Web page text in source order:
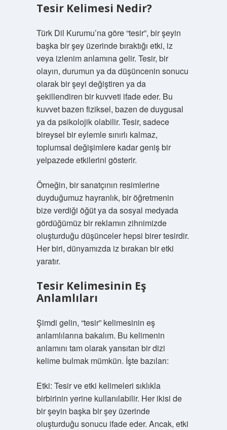
Tesir Kelimesi Nedir?
Türk Dil Kurumu’na göre “tesir”, bir şeyin
başka bir şey üzerinde bıraktığı etki, iz
veya izlenim anlamına gelir. Tesir, bir
olayın, durumun ya da düşüncenin sonucu
olarak bir şeyi değiştiren ya da
şekillendiren bir kuvveti ifade eder. Bu
kuvvet bazen fiziksel, bazen de duygusal
ya da psikolojik olabilir. Tesir, sadece
bireysel bir eylemle sınırlı kalmaz,
toplumsal değişimlere kadar geniş bir
yelpazede etkilerini gösterir.
Örneğin, bir sanatçının resimlerine
duyduğumuz hayranlık, bir öğretmenin
bize verdiği öğüt ya da sosyal medyada
gördüğümüz bir reklamın zihnimizde
oluşturduğu düşünceler hepsi birer tesirdir.
Her biri, dünyamızda iz bırakan bir etki
yaratır.
Tesir Kelimesinin Eş
Anlamlıları
Şimdi gelin, “tesir” kelimesinin eş
anlamlılarına bakalım. Bu kelimenin
anlamını tam olarak yansıtan bir dizi
kelime bulmak mümkün. İşte bazıları:
Etki: Tesir ve etki kelimeleri sıklıkla
birbirinin yerine kullanılabilir. Her ikisi de
bir şeyin başka bir şey üzerinde
oluşturduğu sonucu ifade eder. Ancak, etki